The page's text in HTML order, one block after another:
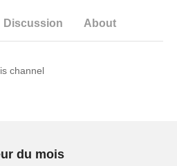
Discussion About
channel
du mois